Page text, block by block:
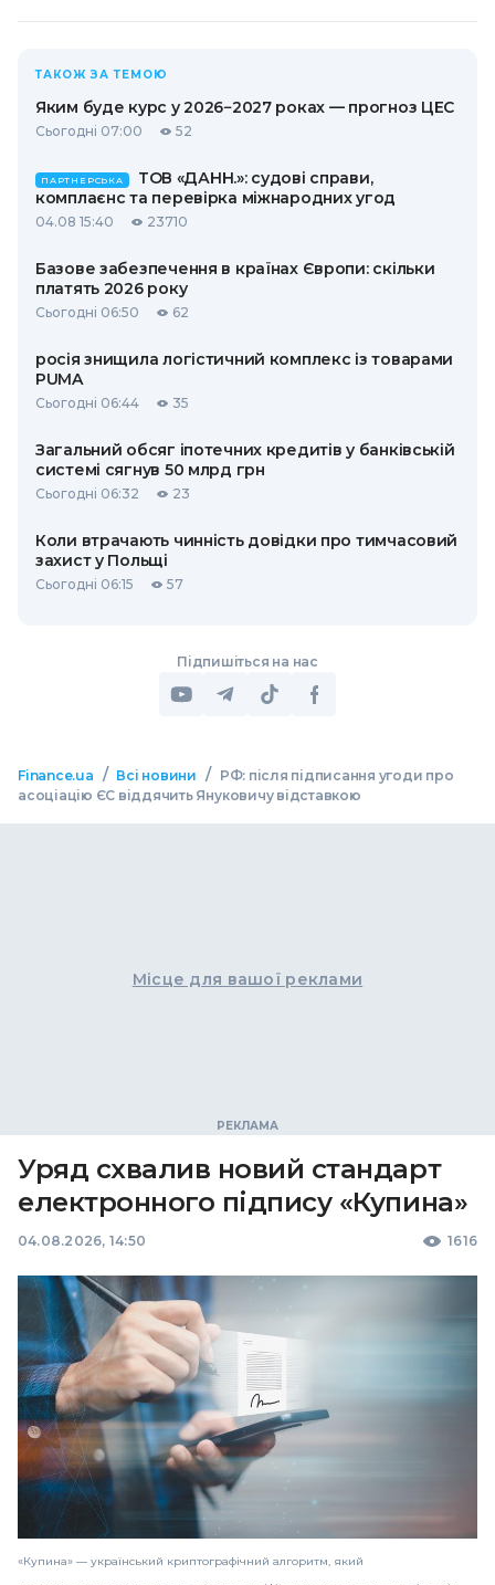
ТАКОЖ ЗА ТЕМОЮ
Яким буде курс у 2026−2027 роках — прогноз ЦЕС
Сьогодні 07:00 52
ПАРТНЕРСЬКА
ТОВ «ДАНН.»: судові справи,
комплаєнс та перевірка міжнародних угод
04.08 15:40 23710
Базове забезпечення в країнах Європи: скільки
платять 2026 року
Сьогодні 06:50 62
росія знищила логістичний комплекс із товарами
PUMA
Сьогодні 06:44 35
Загальний обсяг іпотечних кредитів у банківській
системі сягнув 50 млрд грн
Сьогодні 06:32 23
Коли втрачають чинність довідки про тимчасовий
захист у Польщі
Сьогодні 06:15 57
Підпишіться на нас
Finance.ua / Всі новини /
РФ: після підписання угоди про
асоціацію ЄС віддячить Януковичу відставкою
Місце для вашої реклами
Уряд схвалив новий стандарт
електронного підпису «Купина»
04.08.2026, 14:50 1616
«Купина» — український криптографічний алгоритм, який